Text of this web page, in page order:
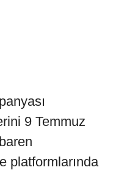
9 Temmuz
platformlarında